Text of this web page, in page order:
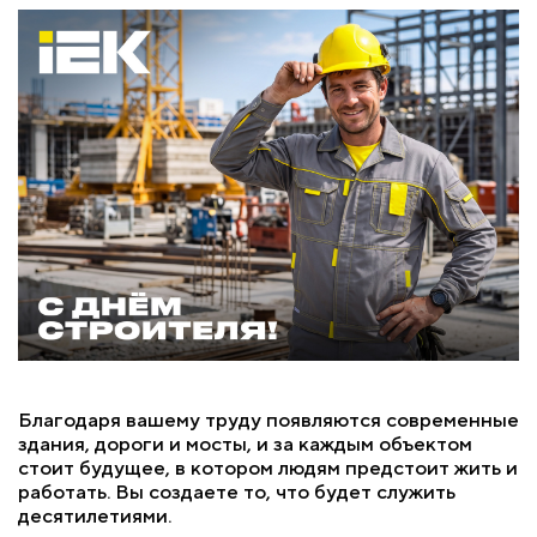
Благодаря вашему труду появляются современные
здания, дороги и мосты, и за каждым объектом
стоит будущее, в котором людям предстоит жить и
работать. Вы создаете то, что будет служить
десятилетиями.